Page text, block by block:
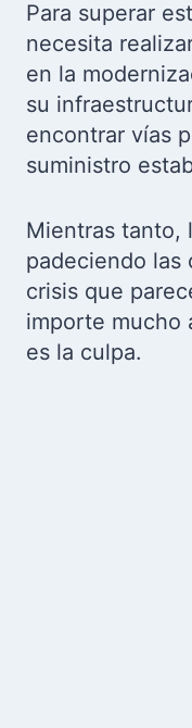
Para superar
necesita
en la
su
encontrar vías
suministro
Mientras tanto,
padeciendo las
crisis que
importe mucho
es la culpa.